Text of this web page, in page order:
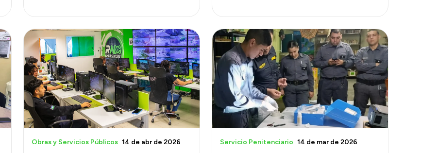
Obras y Servicios Públicos 14 de abr de 2026 Servicio Penitenciario 14 de mar de 2026